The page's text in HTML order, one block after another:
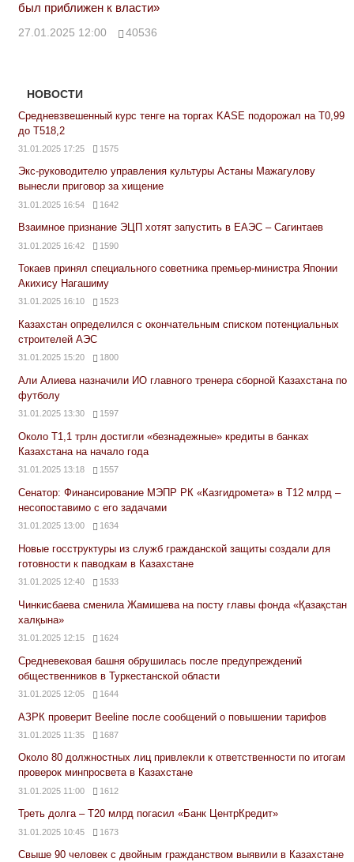
был приближен к власти»
27.01.2025 12:00 40536
НОВОСТИ
Средневзвешенный курс тенге на торгах KASE подорожал на Т0,99
до Т518,2
31.01.2025 17:25 1575
Экс-руководителю управления культуры Астаны Мажагулову
вынесли приговор за хищение
31.01.2025 16:54 1642
Взаимное признание ЭЦП хотят запустить в ЕАЭС – Сагинтаев
31.01.2025 16:42 1590
Токаев принял специального советника премьер-министра Японии
Акихису Нагашиму
31.01.2025 16:10 1523
Казахстан определился с окончательным списком потенциальных
строителей АЭС
31.01.2025 15:20 1800
Али Алиева назначили ИО главного тренера сборной Казахстана по
футболу
31.01.2025 13:30 1597
Около Т1,1 трлн достигли «безнадежные» кредиты в банках
Казахстана на начало года
31.01.2025 13:18 1557
Сенатор: Финансирование МЭПР РК «Казгидромета» в Т12 млрд –
несопоставимо с его задачами
31.01.2025 13:00 1634
Новые госструктуры из служб гражданской защиты создали для
готовности к паводкам в Казахстане
31.01.2025 12:40 1533
Чинкисбаева сменила Жамишева на посту главы фонда «Қазақстан
халқына»
31.01.2025 12:15 1624
Средневековая башня обрушилась после предупреждений
общественников в Туркестанской области
31.01.2025 12:05 1644
АЗРК проверит Beeline после сообщений о повышении тарифов
31.01.2025 11:35 1687
Около 80 должностных лиц привлекли к ответственности по итогам
проверок минпросвета в Казахстане
31.01.2025 11:00 1612
Треть долга – Т20 млрд погасил «Банк ЦентрКредит»
31.01.2025 10:45 1673
Свыше 90 человек с двойным гражданством выявили в Казахстане